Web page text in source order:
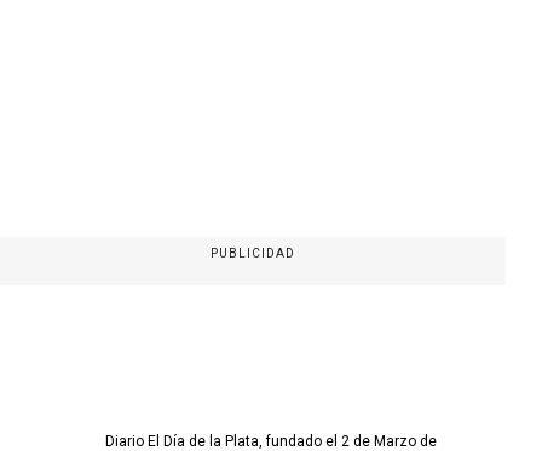
PUBLICIDAD
Diario El Día de la Plata, fundado el 2 de Marzo de